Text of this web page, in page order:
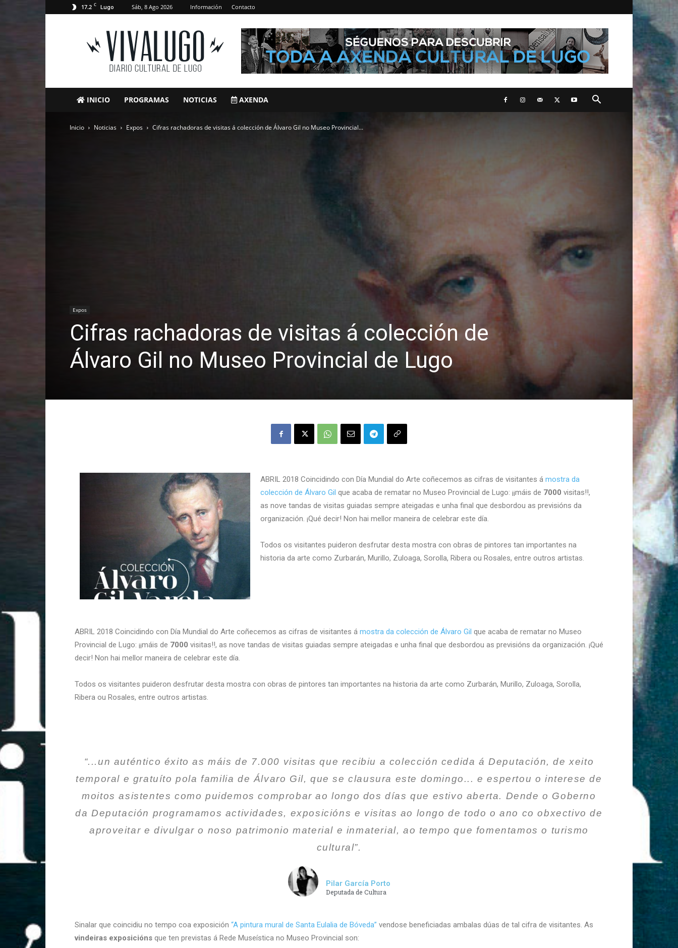
17.2 C Lugo Sáb, 8 Ago 2026 Información Contacto
VivaLugo
INICIO PROGRAMAS NOTICIAS AXENDA
Inicio Noticias Expos Cifras rachadoras de visitas á colección de Álvaro Gil no Museo Provincial...
Expos
Cifras rachadoras de visitas á colección de
Álvaro Gil no Museo Provincial de Lugo
ABRIL 2018 Coincidindo con Día Mundial do Arte coñecemos as cifras de visitantes ámostra da
colección de Álvaro Gilque acaba de rematar no Museo Provincial de Lugo: ¡¡máis de 7000 visitas!!,
as nove tandas de visitas guiadas sempre ateigadas e unha final que desbordou as previsións da
organización. ¡Qué decir! Non hai mellor maneira de celebrar este día.
Todos os visitantes puideron desfrutar desta mostra con obras de pintores tan importantes na
historia da arte como Zurbarán, Murillo, Zuloaga, Sorolla, Ribera ou Rosales, entre outros artistas.
ABRIL 2018 Coincidindo con Día Mundial do Arte coñecemos as cifras de visitantes á mostra da colección de Álvaro Gil que acaba de rematar no Museo
Provincial de Lugo: ¡¡máis de 7000 visitas!!, as nove tandas de visitas guiadas sempre ateigadas e unha final que desbordou as previsións da organización. ¡Qué
decir! Non hai mellor maneira de celebrar este día.
Todos os visitantes puideron desfrutar desta mostra con obras de pintores tan importantes na historia da arte como Zurbarán, Murillo, Zuloaga, Sorolla,
Ribera ou Rosales, entre outros artistas.
“...un auténtico éxito as máis de 7.000 visitas que recibiu a colección cedida á Deputación, de xeito
temporal e gratuíto pola familia de Álvaro Gil, que se clausura este domingo... e espertou o interese de
moitos asistentes como puidemos comprobar ao longo dos días que estivo aberta. Dende o Goberno
da Deputación programamos actividades, exposicións e visitas ao longo de todo o ano co obxectivo de
aproveitar e divulgar o noso patrimonio material e inmaterial, ao tempo que fomentamos o turismo
cultural”.
Pilar García Porto
Deputada de Cultura
Sinalar que coincidiu no tempo coa exposición “A pintura mural de Santa Eulalia de Bóveda” vendose beneficiadas ambalas dúas de tal cifra de visitantes. As
vindeiras exposicións que ten previstas á Rede Museística no Museo Provincial son: